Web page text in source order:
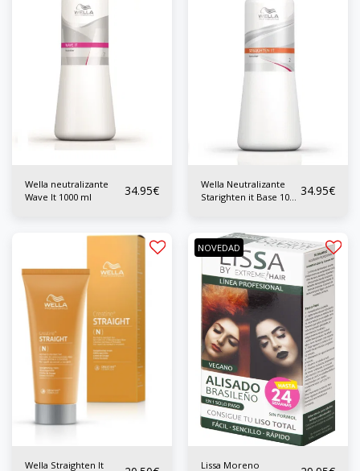
Wella neutralizante
Wave It 1000 ml
34.95€
Wella Neutralizante
Starighten it Base 1000
34.95€
Wella Straighten It
NOVEDAD
Lissa Moreno